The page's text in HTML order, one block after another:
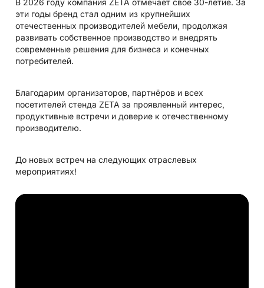
В 2026 году компания ZETA отмечает своё 30-летие. За
эти годы бренд стал одним из крупнейших
отечественных производителей мебели, продолжая
развивать собственное производство и внедрять
современные решения для бизнеса и конечных
потребителей.
Благодарим организаторов, партнёров и всех
посетителей стенда ZETA за проявленный интерес,
продуктивные встречи и доверие к отечественному
производителю.
До новых встреч на следующих отраслевых
мероприятиях!